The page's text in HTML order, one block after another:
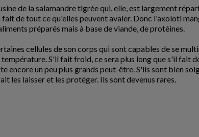
de la salamandre tigrée qui, elle, est largement
de tout ce qu'elles peuvent avaler. Donc l'axolotl
préparés mais à base de viande, de protéines.
cellules de son corps qui sont capables de se
S'il fait froid, ce sera plus long que s'il fait
encore un peu plus grands peut-être. S'ils sont bien
les laisser et les protéger. Ils sont devenus rares.